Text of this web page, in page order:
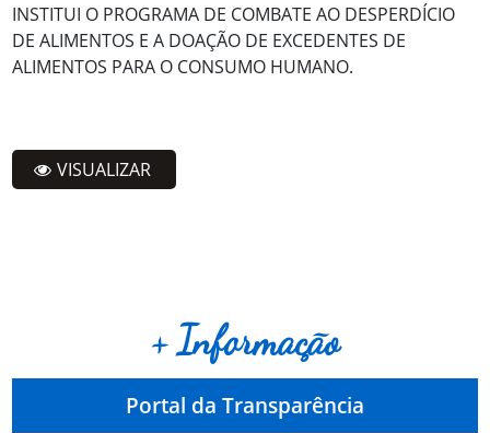
INSTITUI O PROGRAMA DE COMBATE AO DESPERDÍCIO
DE ALIMENTOS E A DOAÇÃO DE EXCEDENTES DE
ALIMENTOS PARA O CONSUMO HUMANO.
VISUALIZAR
+ Informação
Portal da Transparência